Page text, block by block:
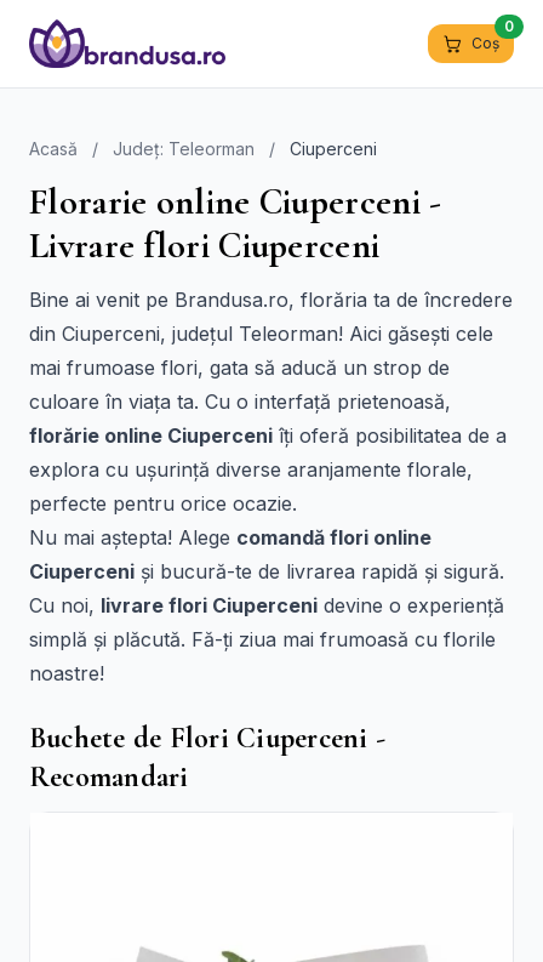
Coș
0
Acasă / Județ: Teleorman / Ciuperceni
Florarie online Ciuperceni -
Livrare flori Ciuperceni
Bine ai venit pe Brandusa.ro, florăria ta de încredere
din Ciuperceni, județul Teleorman! Aici găsești cele
mai frumoase flori, gata să aducă un strop de
culoare în viața ta. Cu o interfață prietenoasă,
florărie online Ciuperceni îți oferă posibilitatea de a
explora cu ușurință diverse aranjamente florale,
perfecte pentru orice ocazie.
Nu mai aștepta! Alege comandă flori online
Ciuperceni și bucură-te de livrarea rapidă și sigură.
Cu noi, livrare flori Ciuperceni devine o experiență
simplă și plăcută. Fă-ți ziua mai frumoasă cu florile
noastre!
Buchete de Flori Ciuperceni -
Recomandari